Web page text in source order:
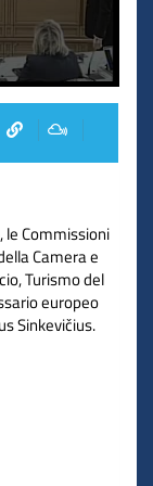
le Commissioni
Camera e
Turismo del
europeo
Sinkevičius.